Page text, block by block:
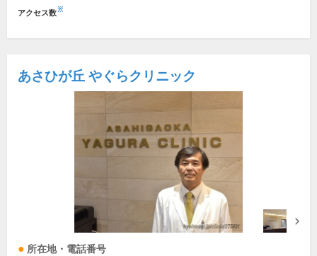
アクセス数※
あさひが丘 やぐらクリニック
所在地・電話番号